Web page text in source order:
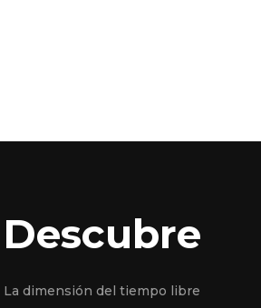
Descubre
La dimensión del tiempo libre